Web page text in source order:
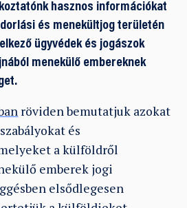
hasznos információkat
és menekültjog területén
ügyvédek és jogászok
menekülő embereknek
röviden bemutatjuk azokat
és
a külföldről
emberek jogi
elsődlegesen